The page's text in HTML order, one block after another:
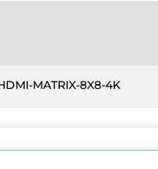
MATRIX-8X8-4K